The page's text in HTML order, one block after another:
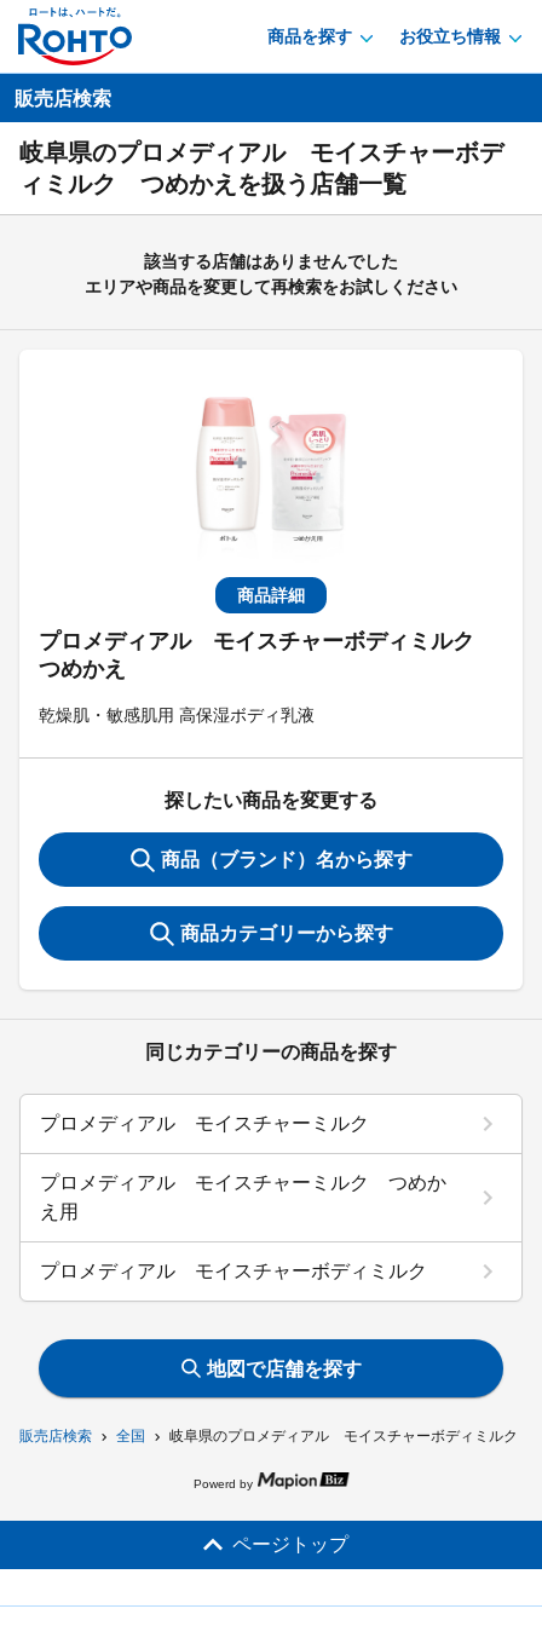
商品を探す お役立ち情報
販売店検索 全国 岐阜県のプロメディアル モイスチャーボディミルク
販売店検索
岐阜県のプロメディアル モイスチャーボデ
ィミルク つめかえを扱う店舗一覧
商品詳細
プロメディアル モイスチャーボディミルク
つめかえ
乾燥肌・敏感肌用 高保湿ボディ乳液
探したい商品を変更する
商品（ブランド）名から探す
商品カテゴリーから探す
同じカテゴリーの商品を探す
プロメディアル モイスチャーミルク
プロメディアル モイスチャーミルク つめか
え用
プロメディアル モイスチャーボディミルク
該当する店舗はありませんでした
エリアや商品を変更して再検索をお試しください
地図で店舗を探す
Powerd by
ページトップ